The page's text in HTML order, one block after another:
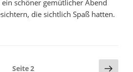
schöner gemütlicher Abend
die sichtlich Spaß hatten.
Seite2